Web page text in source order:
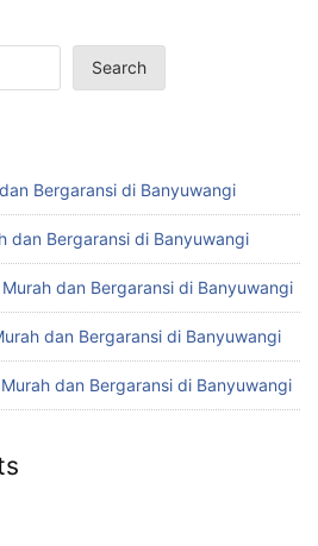
Search
Bergaransi di Banyuwangi
dan Bergaransi di Banyuwangi
dan Bergaransi di Banyuwangi
dan Bergaransi di Banyuwangi
dan Bergaransi di Banyuwangi